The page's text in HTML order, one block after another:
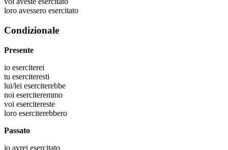
loro avessero esercitato
Condizionale
Presente
io eserciterei
tu eserciteresti
lui/lei eserciterebbe
noi eserciteremmo
voi esercitereste
loro eserciterebbero
Passato
io avrei esercitato